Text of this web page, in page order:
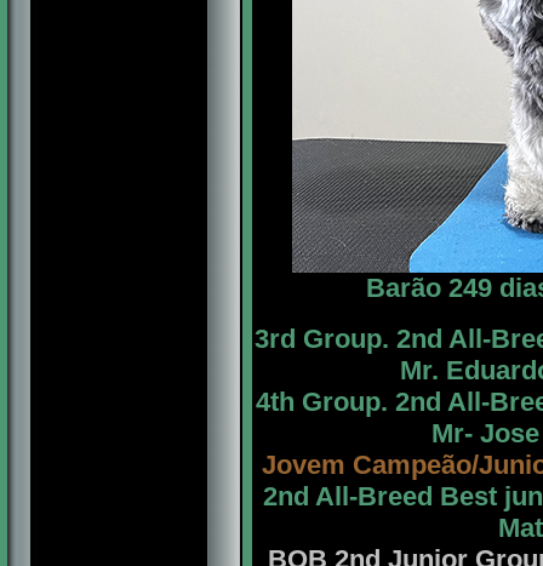
Barão 249
3rd Group. 2nd All-
Mr.
4th Group. 2nd All-
Mr-
Jovem Campeão/
2nd All-Breed Best
BOB 2nd Junior